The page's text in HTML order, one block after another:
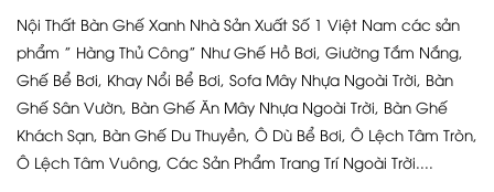
Nội Thất Bàn Ghế Xanh Nhà Sản Xuất Số 1 Việt Nam các sản
phẩm ” Hàng Thủ Công” Như Ghế Hồ Bơi, Giường Tắm Nắng,
Ghế Bể Bơi, Khay Nổi Bể Bơi, Sofa Mây Nhựa Ngoài Trời, Bàn
Ghế Sân Vườn, Bàn Ghế Ăn Mây Nhựa Ngoài Trời, Bàn Ghế
Khách Sạn, Bàn Ghế Du Thuyền, Ô Dù Bể Bơi, Ô Lệch Tâm Tròn,
Ô Lệch Tâm Vuông, Các Sản Phẩm Trang Trí Ngoài Trời....